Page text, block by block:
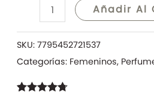
cantidad
Añadir Al
SKU:7795452721537
Categorías: Femeninos,